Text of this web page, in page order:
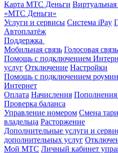
Карта МТС Деньги
«МТС Деньги»
Услуги и сервисы Система iPay
Автоплатёж
Поддержка
Мобильная связь Голосовая связь
Помощь с подключением
услуг Отключение Настройки
Помощь с подключением
Интернет
Оплата Начисления Пополнения
Проверка баланса
Управление номером Смена
владельца Расторжение
Дополнительные услуги и
дополнительных услуг
Мой МТС Личный кабинет